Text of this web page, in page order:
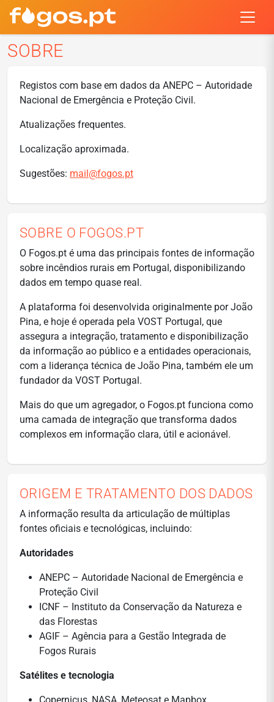
SOBRE
Registos com base em dados da ANEPC – Autoridade
Nacional de Emergência e Proteção Civil.
Atualizações frequentes.
Localização aproximada.
Sugestões: mail@fogos.pt
SOBRE O FOGOS.PT
O Fogos.pt é uma das principais fontes de informação
sobre incêndios rurais em Portugal, disponibilizando
dados em tempo quase real.
A plataforma foi desenvolvida originalmente por João
Pina, e hoje é operada pela VOST Portugal, que
assegura a integração, tratamento e disponibilização
da informação ao público e a entidades operacionais,
com a liderança técnica de João Pina, também ele um
fundador da VOST Portugal.
Mais do que um agregador, o Fogos.pt funciona como
uma camada de integração que transforma dados
complexos em informação clara, útil e acionável.
ORIGEM E TRATAMENTO DOS DADOS
A informação resulta da articulação de múltiplas
fontes oficiais e tecnológicas, incluindo:
Autoridades
ANEPC – Autoridade Nacional de Emergência e
Proteção Civil
ICNF – Instituto da Conservação da Natureza e
das Florestas
AGIF – Agência para a Gestão Integrada de
Fogos Rurais
Satélites e tecnologia